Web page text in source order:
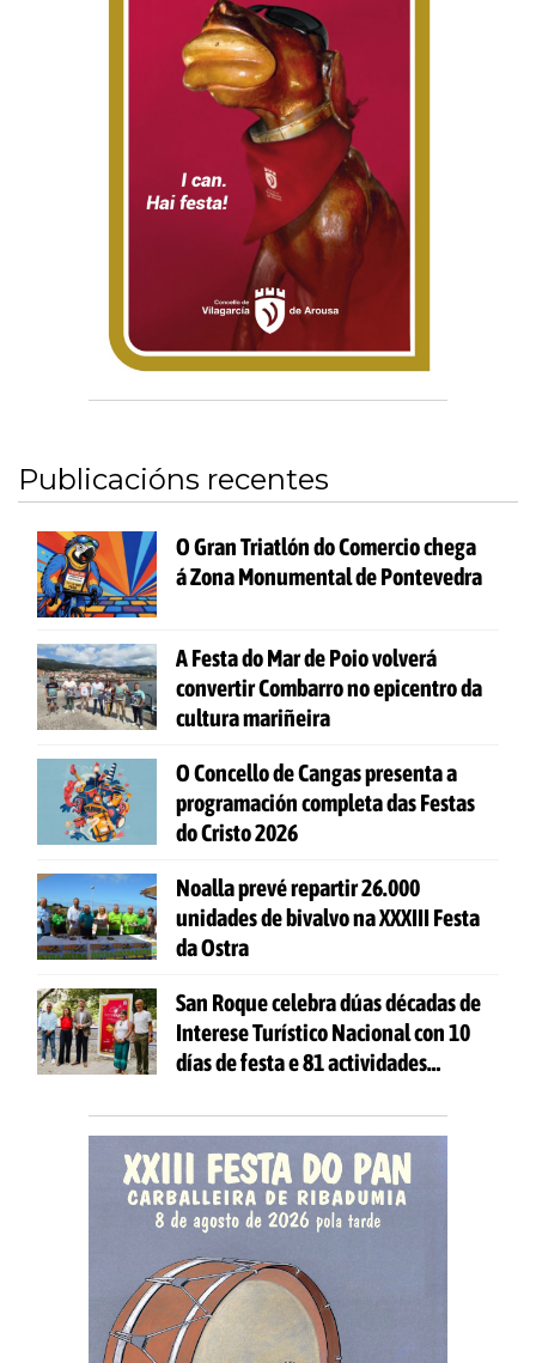
Publicacións recentes
O Gran Triatlón do Comercio chega
á Zona Monumental de Pontevedra
A Festa do Mar de Poio volverá
convertir Combarro no epicentro da
cultura mariñeira
O Concello de Cangas presenta a
programación completa das Festas
do Cristo 2026
Noalla prevé repartir 26.000
unidades de bivalvo na XXXIII Festa
da Ostra
San Roque celebra dúas décadas de
Interese Turístico Nacional con 10
días de festa e 81 actividades